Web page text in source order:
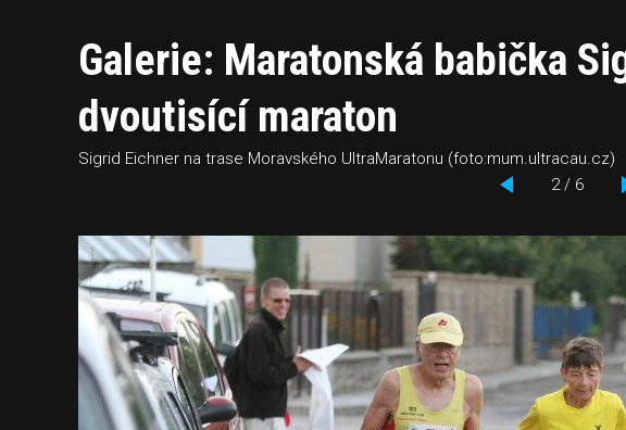
Galerie: Maratonská babička
dvoutisící maraton
Sigrid Eichner na trase Moravského UltraMaratonu (foto:mum.ultracau.cz)
2 / 6